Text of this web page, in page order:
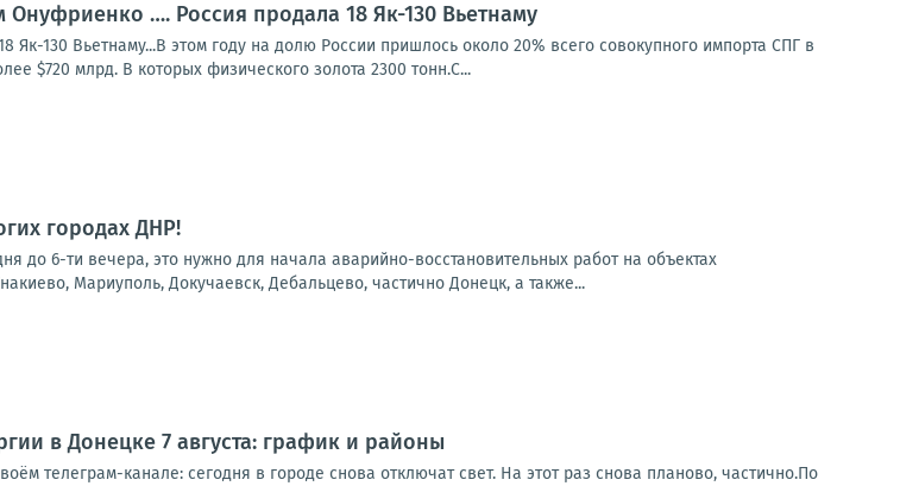
…. Россия продала 18 Як-130 Вьетнаму
130 Вьетнаму...В этом году на долю России пришлось около 20% всего совокупного импорта СПГ в
$720 млрд. В которых физического золота 2300 тонн.С...
городах ДНР!
до 6-ти вечера, это нужно для начала аварийно-восстановительных работ на объектах
Мариуполь, Докучаевск, Дебальцево, частично Донецк, а также...
в Донецке 7 августа: график и районы
телеграм-канале: сегодня в городе снова отключат свет. На этот раз снова планово, частично.По